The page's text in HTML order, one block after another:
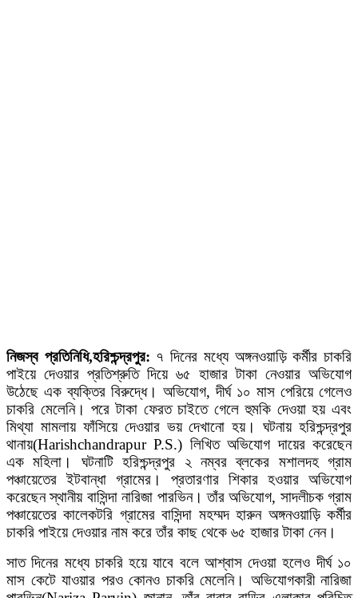
নিজস্ব প্রতিনিধি,হরিশ্চন্দ্রপুর: ৭ দিনের মধ্যে অঙ্গনওয়াড়ি কর্মীর চাকরি
পাইয়ে দেওয়ার প্রতিশ্রুতি দিয়ে ৬৫ হাজার টাকা নেওয়ার অভিযোগ
উঠেছে এক ব্যক্তির বিরুদ্ধে। অভিযোগ, দীর্ঘ ১০ মাস পেরিয়ে গেলেও
চাকরি মেলেনি। পরে টাকা ফেরত চাইতে গেলে হুমকি দেওয়া হয় এবং
মিথ্যা মামলায় ফাঁসিয়ে দেওয়ার ভয় দেখানো হয়। ঘটনায় হরিশ্চন্দ্রপুর
থানায়(Harishchandrapur P.S.) লিখিত অভিযোগ দায়ের করেছেন
এক মহিলা। ঘটনাটি হরিশ্চন্দ্রপুর ২ নম্বর ব্লকের মশালদহ গ্রাম
পঞ্চায়েতের ইটবান্ধা গ্রামের। প্রতারণার শিকার হওয়ার অভিযোগ
করেছেন স্থানীয় বাসিন্দা নারিজা পারভিন। তাঁর অভিযোগ, সাদলীচক গ্রাম
পঞ্চায়েতের কালেকটরি গ্রামের বাসিন্দা মহম্মদ হারুন অঙ্গনওয়াড়ি কর্মীর
চাকরি পাইয়ে দেওয়ার নাম করে তাঁর কাছ থেকে ৬৫ হাজার টাকা নেন।
সাত দিনের মধ্যে চাকরি হয়ে যাবে বলে আশ্বাস দেওয়া হলেও দীর্ঘ ১০
মাস কেটে যাওয়ার পরও কোনও চাকরি মেলেনি। অভিযোগকারী নারিজা